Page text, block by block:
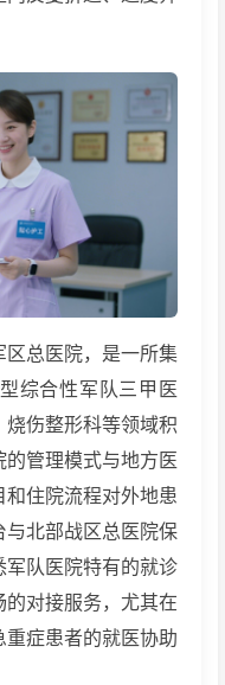
区总医院，是一所集
综合性军队三甲医
烧伤整形科等领域积
管理模式与地方医
和住院流程对外地患
与北部战区总医院保
军队医院特有的就诊
对接服务，尤其在
症患者的就医协助